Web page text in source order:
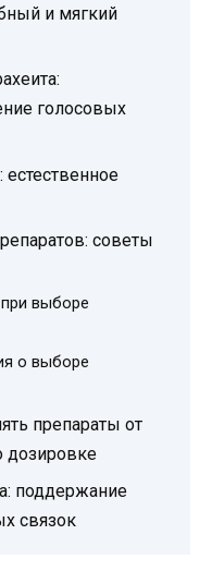
и мягкий
голосовых
советы
выборе
о выборе
препараты от
дозировке
поддержание
связок